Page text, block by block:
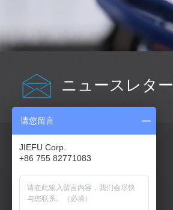
ニュースレター
助けが必要
家
请您留言
JIEFU Corp.
+86 755 82771083